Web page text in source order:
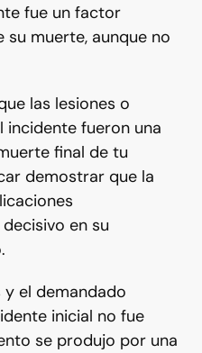
fue un factor
su muerte, aunque no
las lesiones o
incidente fueron una
final de tu
demostrar que la
en su
y el demandado
inicial no fue
se produjo por una